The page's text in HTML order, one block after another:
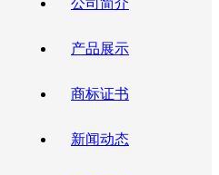
产品展示
商标证书
新闻动态